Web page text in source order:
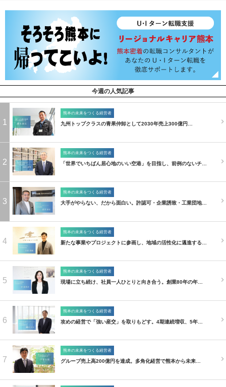
今週の人気記事
1
熊本の未来をつくる経営者
九州トップクラスの青果仲卸として2030年売上300億円…
2
熊本の未来をつくる経営者
「世界でいちばん居心地のいい空港」を目指し、前例のないチ…
3
熊本の未来をつくる経営者
大手がやらない、だから面白い。許認可・企業誘致・工業団地…
4
熊本の未来をつくる経営者
新たな事業やプロジェクトに参画し、地域の活性化に邁進する…
5
熊本の未来をつくる経営者
現場に立ち続け、社員一人ひとりと向き合う。創業80年の年…
6
熊本の未来をつくる経営者
攻めの経営で「強い産交」を取りもどす。4期連続増収、5年…
7
熊本の未来をつくる経営者
グループ売上高200億円を達成。多角化経営で熊本から未来…